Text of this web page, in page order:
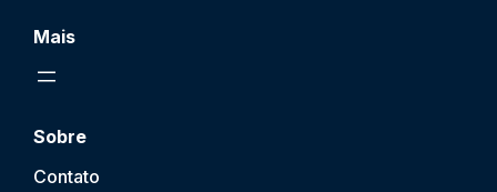
Mais
Sobre
Contato